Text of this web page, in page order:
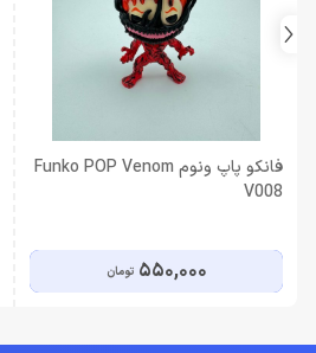
فانکو پاپ ونوم Funko POP Venom
V008
550,000 تومان